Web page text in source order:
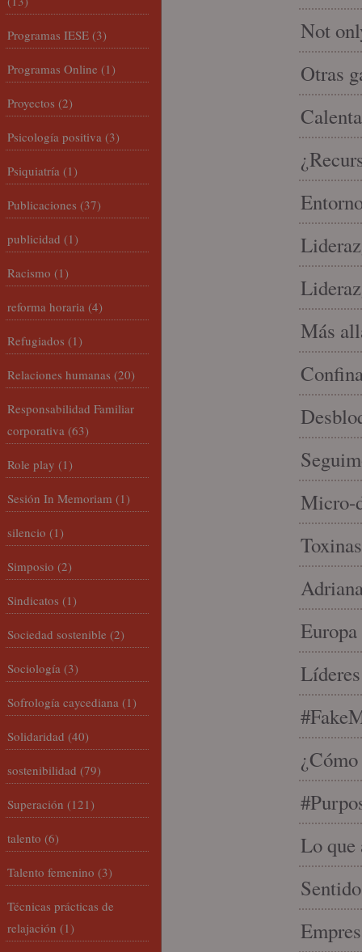
Not
Otras
Más
Micro-
Lo que
Programas IESE (3)
Programas Online (1)
Proyectos (2)
Psicología positiva (3)
Psiquiatría (1)
Publicaciones (37)
publicidad (1)
Racismo (1)
reforma horaria (4)
Refugiados (1)
Relaciones humanas (20)
Responsabilidad Familiar
corporativa (63)
Role play (1)
Sesión In Memoriam (1)
silencio (1)
Simposio (2)
Sindicatos (1)
Sociedad sostenible (2)
Sociología (3)
Sofrología caycediana (1)
Solidaridad (40)
sostenibilidad (79)
Superación (121)
talento (6)
Talento femenino (3)
Técnicas prácticas de
relajación (1)